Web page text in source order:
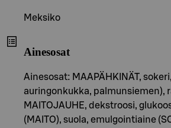
Meksiko
Ainesosat
Ainesosat: MAAPÄHKINÄT,
auringonkukka, palmunsiemen),
MAITOJAUHE, dekstroosi,
(MAITO), suola, emulgointiaine